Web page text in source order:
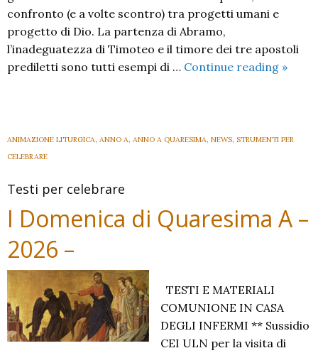
confronto (e a volte scontro) tra progetti umani e
progetto di Dio. La partenza di Abramo,
l’inadeguatezza di Timoteo e il timore dei tre apostoli
prediletti sono tutti esempi di … Continue reading II
A
»
ANIMAZIONE LITURGICA, ANNO A, ANNO A QUARESIMA, NEWS, STRUMENTI PER
CELEBRARE
Testi per celebrare
I Domenica di Quaresima A –
2026 –
TESTI E MATERIALI
COMUNIONE IN CASA
DEGLI INFERMI ** Sussidio
CEI ULN per la visita di